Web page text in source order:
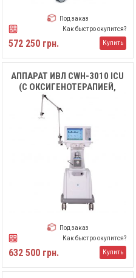
Под заказ
Как быстро окупится?
572 250 грн. Купить
АППАРАТ ИВЛ CWH-3010 ICU
(С ОКСИГЕНОТЕРАПИЕЙ,
МОЖНО ИСПОЛЬЗОВАТЬ С
НОВОРОЖДЕННЫМИ)
Под заказ
Как быстро окупится?
632 500 грн. Купить